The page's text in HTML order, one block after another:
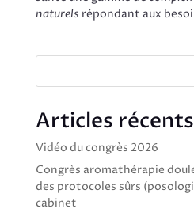
naturels répondant aux
Articles récents
Vidéo du congrès 2026
Congrès aromathérapie
des protocoles sûrs
cabinet